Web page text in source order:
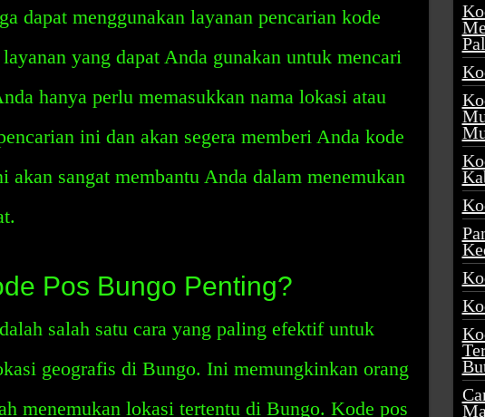
dapat menggunakan layanan pencarian kode
yang dapat Anda gunakan untuk mencari
hanya perlu memasukkan nama lokasi atau
ini dan akan segera memberi Anda kode
akan sangat membantu Anda dalam menemukan
Pos Bungo Penting?
salah satu cara yang paling efektif untuk
geografis di Bungo. Ini memungkinkan orang
menemukan lokasi tertentu di Bungo. Kode pos